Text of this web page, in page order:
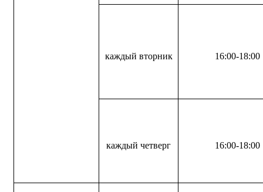
каждый вторник 16:00-18:00
каждый четверг 16:00-18:00